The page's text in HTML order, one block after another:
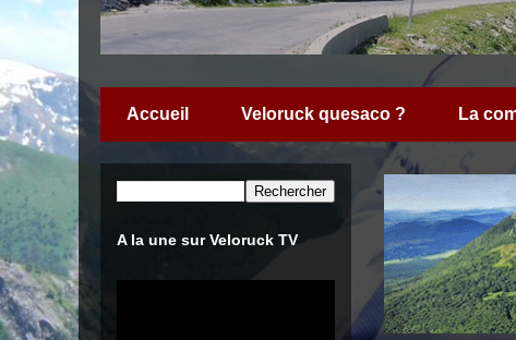
Accueil Veloruck quesaco ? La
A la une sur Veloruck TV